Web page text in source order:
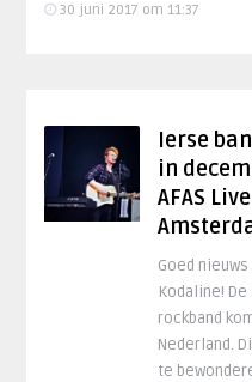
30 juni 2017 om 11:37
Ierse
in
AFAS Live
Goed
Kodaline!
rockband
Nederland.
te